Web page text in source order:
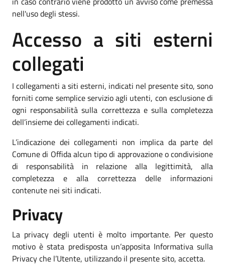
nell'uso degli stessi.
Accesso a siti esterni
collegati
I collegamenti a siti esterni, indicati nel presente sito, sono
forniti come semplice servizio agli utenti, con esclusione di
ogni responsabilità sulla correttezza e sulla completezza
dell’insieme dei collegamenti indicati.
L’indicazione dei collegamenti non implica da parte del
Comune di Offida alcun tipo di approvazione o condivisione
di responsabilità in relazione alla legittimità, alla
completezza e alla correttezza delle informazioni
contenute nei siti indicati.
Privacy
La privacy degli utenti è molto importante. Per questo
motivo è stata predisposta un’apposita Informativa sulla
Privacy che l’Utente, utilizzando il presente sito, accetta.